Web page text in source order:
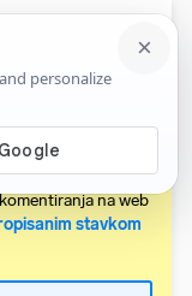
Relevantni
obvezan je
na web
stavkom